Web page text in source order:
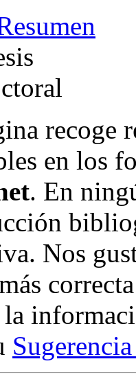
recoge
en los
. En
Nos